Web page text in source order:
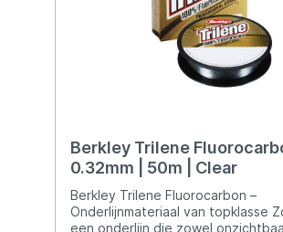
Berkley Trilene
0.32mm | 50m | Clear
Berkley Trilene Fluorocarbon –
Onderlijnmateriaal van topklasse Zoek je
een onderlijn die zowel